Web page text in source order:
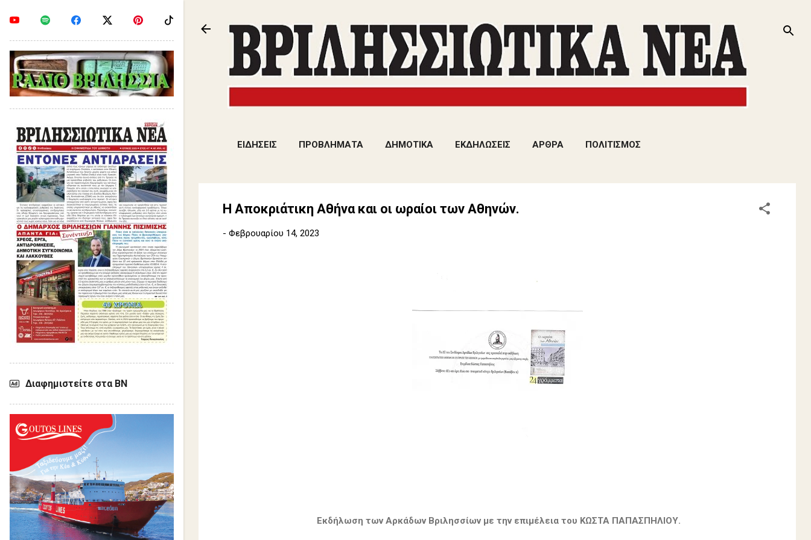
ΕΙΔΗΣΕΙΣ ΠΡΟΒΛΗΜΑΤΑ ΔΗΜΟΤΙΚΑ ΕΚΔΗΛΩΣΕΙΣ ΑΡΘΡΑ ΠΟΛΙΤΙΣΜΟΣ
Η Αποκριάτικη Αθήνα και οι ωραίοι των Αθηνών.
- Φεβρουαρίου 14, 2023
Εκδήλωση των Αρκάδων Βριλησσίων με την επιμέλεια του ΚΩΣΤΑ ΠΑΠΑΣΠΗΛΙΟΥ.
Διαφημιστείτε στα ΒΝ